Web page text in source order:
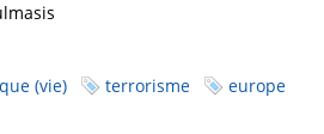
(vie) terrorisme
europe